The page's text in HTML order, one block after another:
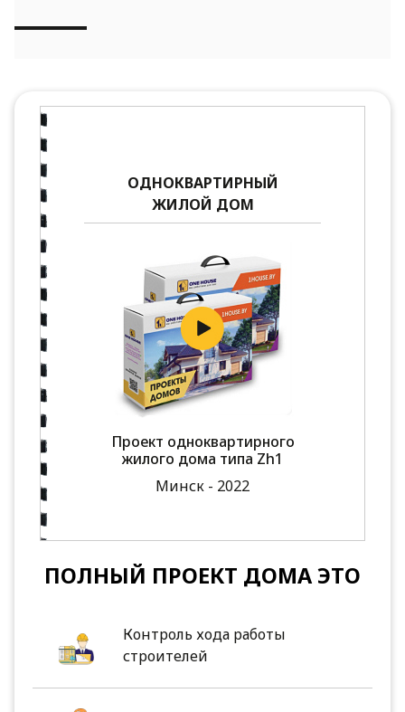
ОДНОКВАРТИРНЫЙ
ЖИЛОЙ ДОМ
Проект одноквартирного
жилого дома типа Zh1
Минск - 2022
ПОЛНЫЙ ПРОЕКТ ДОМА ЭТО
Контроль хода работы
строителей